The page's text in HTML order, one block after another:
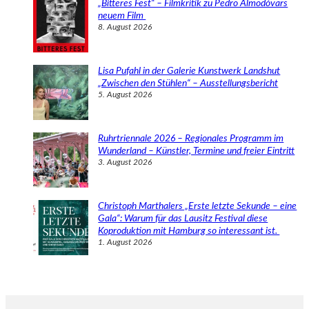
„Bitteres Fest“ – Filmkritik zu Pedro Almodóvars
neuem Film
8. August 2026
Lisa Pufahl in der Galerie Kunstwerk Landshut
„Zwischen den Stühlen“ – Ausstellungsbericht
5. August 2026
Ruhrtriennale 2026 – Regionales Programm im
Wunderland – Künstler, Termine und freier Eintritt
3. August 2026
Christoph Marthalers „Erste letzte Sekunde – eine
Gala“: Warum für das Lausitz Festival diese
Koproduktion mit Hamburg so interessant ist.
1. August 2026